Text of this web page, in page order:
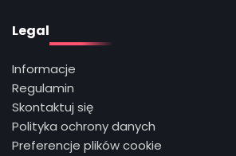
Legal
Informacje
Regulamin
Skontaktuj się
Polityka ochrony danych
Preferencje plików cookie